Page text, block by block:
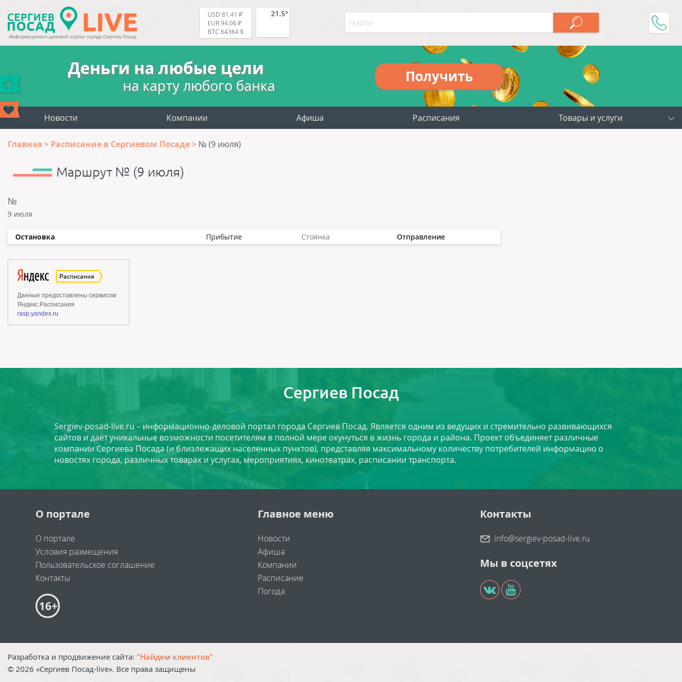
USD 81.41 ₽
EUR 94.06 ₽
BTC 64364 $
21.5°
Деньги на любые цели
на карту любого банка
Получить
Новости Компании Афиша Расписания Товары и услуги
Главная Расписание в Сергиевом Посаде № (9 июля)
Маршрут № (9 июля)
№
9 июля
Остановка Прибытие Стоянка Отправление
Сергиев Посад
Sergiev-posad-live.ru – информационно-деловой портал города Сергиев Посад. Является одним из ведущих и стремительно развивающихся
сайтов и даёт уникальные возможности посетителям в полной мере окунуться в жизнь города и района. Проект объединяет различные
компании Сергиева Посада (и близлежащих населенных пунктов), представляя максимальному количеству потребителей информацию о
новостях города, различных товарах и услугах, мероприятиях, кинотеатрах, расписании транспорта.
О портале
О портале
Условия размещения
Пользовательское соглашение
Контакты
Главное меню
Новости
Афиша
Компании
Расписание
Погода
Контакты
info@sergiev-posad-live.ru
Мы в соцсетях
Разработка и продвижение сайта: "Найдем клиентов"
© 2026 «Сергиев Посад-live». Все права защищены